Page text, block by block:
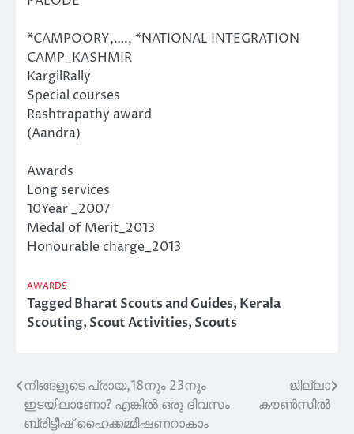
*CAMPOORY,…., *NATIONAL INTEGRATION
CAMP_KASHMIR
KargilRally
Special courses
Rashtrapathy award
(Aandra)
Awards
Long services
10Year _2007
Medal of Merit_2013
Honourable charge_2013
AWARDS
TaggedBharat Scouts and Guides,Kerala
Scouting,Scout Activities,Scouts
Post
navigation
നിങ്ങളുടെ പ്രായ,18നും 23നും
ഇടയിലാണോ? എങ്കില്‍ ഒരു ദിവസം
ബ്രിട്ടീഷ് ഹൈക്കമ്മീഷണറാകാം
ജില്ലാ
കൗൺസിൽ